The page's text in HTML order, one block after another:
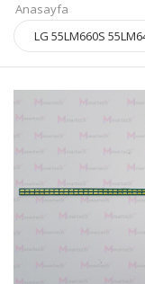
Anasayfa
LG 55LM660S
6916L-0888B 0889B